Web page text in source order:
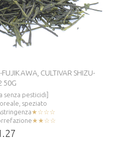
CULTIVAR SHIZU-
50G
senza pesticidi]
speziato
★☆☆☆
★★☆☆